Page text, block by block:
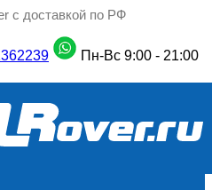
с доставкой по РФ
Пн-Вс 9:00 - 21:00